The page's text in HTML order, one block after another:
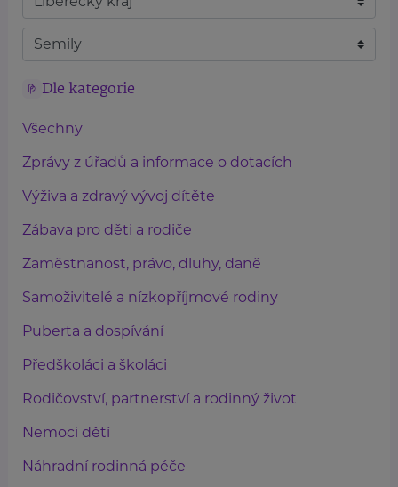
Dle kategorie
Všechny
Zprávy z úřadů a informace o dotacích
Výživa a zdravý vývoj dítěte
Zábava pro děti a rodiče
Zaměstnanost, právo, dluhy, daně
Samoživitelé a nízkopříjmové rodiny
Puberta a dospívání
Předškoláci a školáci
Rodičovství, partnerství a rodinný život
Nemoci dětí
Náhradní rodinná péče